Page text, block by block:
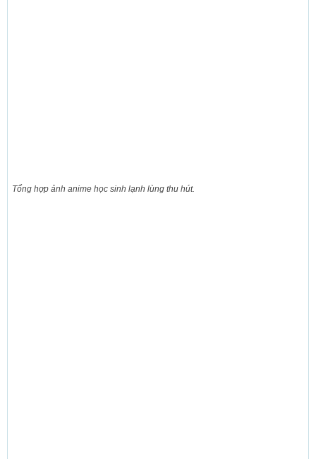
Tổng hợp ảnh anime học sinh lạnh lùng thu hút.